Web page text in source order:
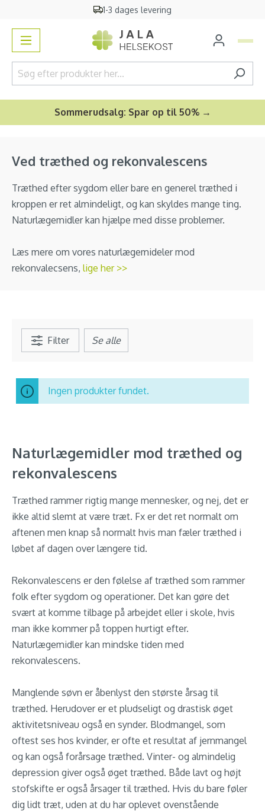
1-3 dages levering
Sommerudsalg: Spar op til 50% →
Ved træthed og rekonvalescens
Træthed efter sygdom eller bare en generel træthed i
kroppen er ret almindeligt, og kan skyldes mange ting.
Naturlægemidler kan hjælpe med disse problemer.
Læs mere om vores naturlægemideler mod
rekonvalecsens, lige her >>
Filter Se alle
Ingen produkter fundet.
Naturlægemidler mod træthed og
rekonvalescens
Træthed rammer rigtig mange mennesker, og nej, det er
ikke altid slemt at være træt. Fx er det ret normalt om
aftenen men knap så normalt hvis man fæler træthed i
løbet af dagen over længere tid.
Rekonvalescens er den følelse af træthed som rammer
folk efter sygdom og operationer. Det kan gøre det
svært at komme tilbage på arbejdet eller i skole, hvis
man ikke kommer på toppen hurtigt efter.
Naturlægemidler kan mindske tiden med
rekonvalescens.
Manglende søvn er åbenlyst den største årsag til
træthed. Herudover er et pludseligt og drastisk øget
aktivitetsniveau også en synder. Blodmangel, som
oftest ses hos kvinder, er ofte et resultat af jernmangel
og kan også forårsage træthed. Vinter- og almindelig
depression giver også øget træthed. Både lavt og højt
stofskifte er også årsager til træthed. Hvis du bare føler
dig lidt træt, uden at du har oplevet ovenstående